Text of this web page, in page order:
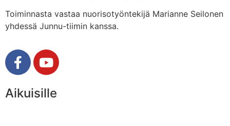
Toiminnasta vastaa nuorisotyöntekijä Marianne Seilonen
yhdessä Junnu-tiimin kanssa.
Aikuisille